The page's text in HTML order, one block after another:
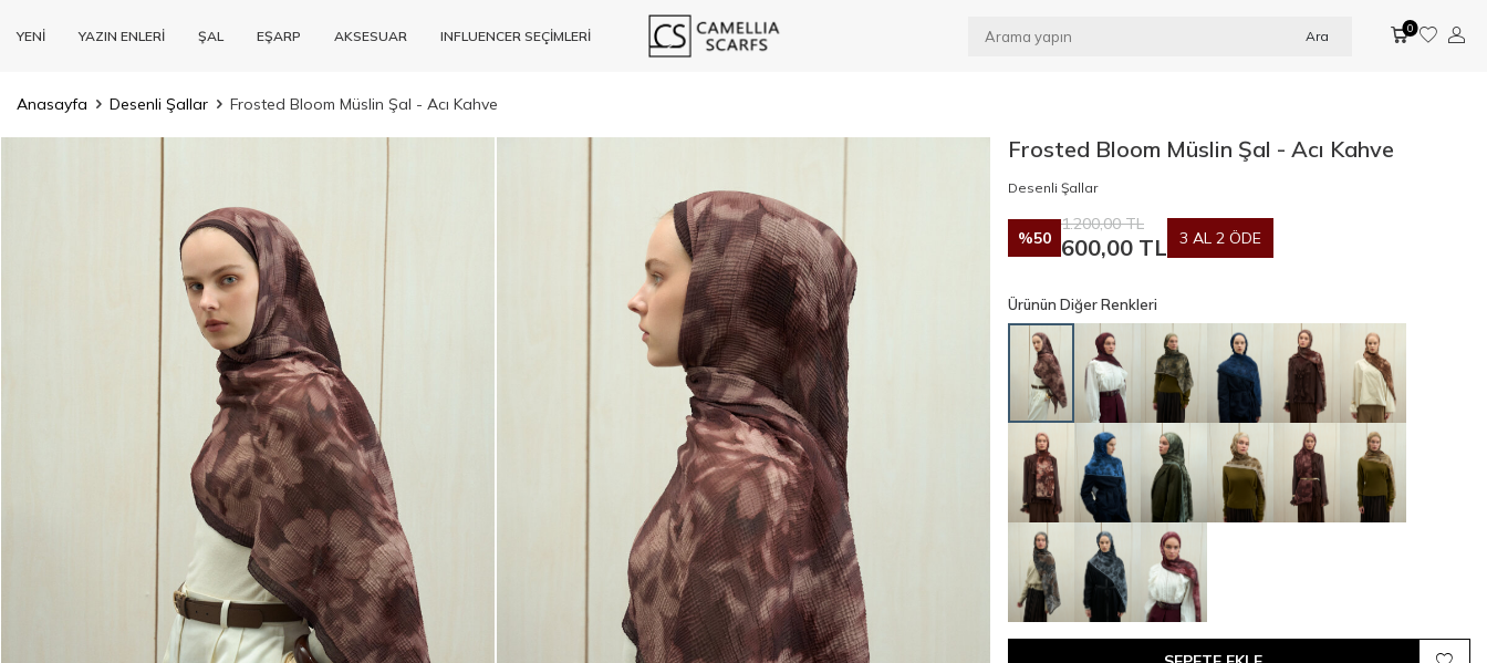
YENİ YAZIN ENLERİ ŞAL EŞARP AKSESUAR INFLUENCER SEÇİMLERİ Ara 0
Anasayfa Desenli Şallar Frosted Bloom Müslin Şal - Acı Kahve
Frosted Bloom Müslin Şal - Acı Kahve
Desenli Şallar
%50
1.200,00TL
600,00 TL 3 AL 2 ÖDE
Ürünün Diğer Renkleri